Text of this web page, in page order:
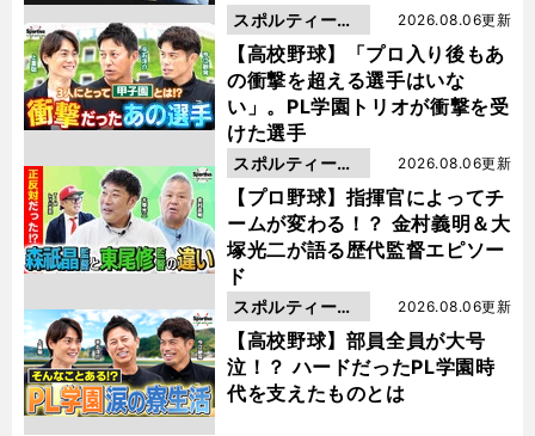
【高校野球】「プロ入り後もあ
の衝撃を超える選手はいな
い」。PL学園トリオが衝撃を受
けた選手
2026.08.06更新
スポルティーバ
動画
【プロ野球】指揮官によってチ
ームが変わる！？ 金村義明＆大
塚光二が語る歴代監督エピソー
ド
2026.08.06更新
スポルティーバ
動画
【高校野球】部員全員が大号
泣！？ ハードだったPL学園時
代を支えたものとは
2026.08.06更新
スポルティーバ
動画